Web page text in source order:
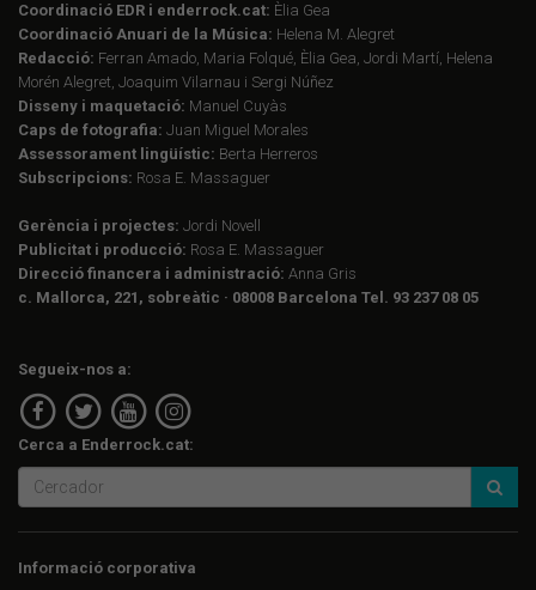
Coordinació EDR i enderrock.cat: Èlia Gea
Coordinació Anuari de la Música: Helena M. Alegret
Redacció: Ferran Amado, Maria Folqué, Èlia Gea, Jordi Martí, Helena
Morén Alegret, Joaquim Vilarnau i Sergi Núñez
Disseny i maquetació: Manuel Cuyàs
Caps de fotografia: Juan Miguel Morales
Assessorament lingüístic: Berta Herreros
Subscripcions: Rosa E. Massaguer
Gerència i projectes: Jordi Novell
Publicitat i producció: Rosa E. Massaguer
Direcció financera i administració: Anna Gris
c. Mallorca, 221, sobreàtic · 08008 Barcelona Tel. 93 237 08 05
Segueix-nos a:
Cerca a Enderrock.cat:
Informació corporativa